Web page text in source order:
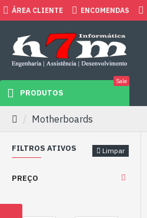
ÁREA CLIENTE ENCOMENDAS
PRODUTOS
Sale
Motherboards
FILTROS ATIVOS Limpar
PREÇO